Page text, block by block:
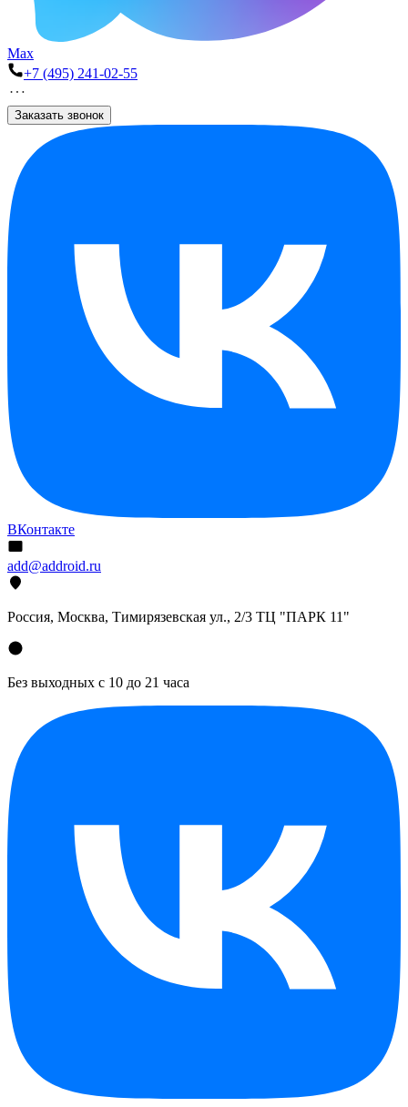
Max
+7 (495) 241-02-55
Заказать звонок
ВКонтакте
add@addroid.ru
Россия, Москва, Тимирязевская ул., 2/3 ТЦ "ПАРК 11"
Без выходных с 10 до 21 часа